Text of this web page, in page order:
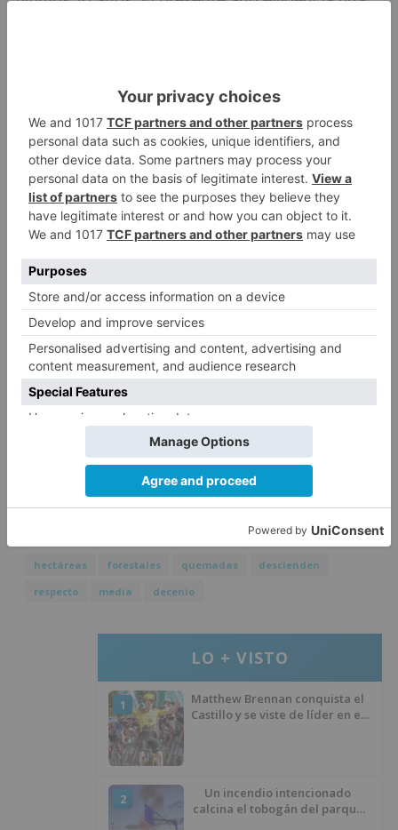
que la media del último decenio, que alcanza los
422 siniestros. Por otro lado, se observa un
aumento moderado en los incendios originados
por causas naturales, principalmente rayos,
totalizando 83 y representando un 8,99 %,
frente al 8,58 % de media (120 de media).
En cuanto a los incendios con intencionalidad,
se mantienen en la media, con 514, lo que
corresponde al 55,69 % del total. Aunque se
aprecia un ligero aumento del 0,51 % respecto a
la media del último decenio, que es de 772
siniestros (55,18 %). Los incendios de origen
desconocido constituyen el 9,86 %, mientras
que los casos de reproducción representan un
mínimo porcentaje, el 0,43 %.
hectáreas forestales quemadas
descienden
respecto
media decenio
LO + VISTO
1
Matthew Brennan conquista el
Castillo y se viste de líder en el
2
Un incendio intencionado
calcina el tobogán del parque